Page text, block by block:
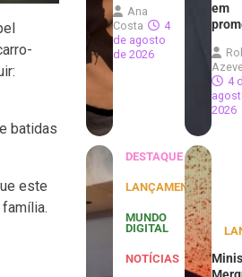
batidas
este
Ana
Costa
4
de agosto
de 2026
em
4
2026
DESTAQUE
LANÇAMENTOS
MUNDO
DIGITAL
NOTÍCIAS